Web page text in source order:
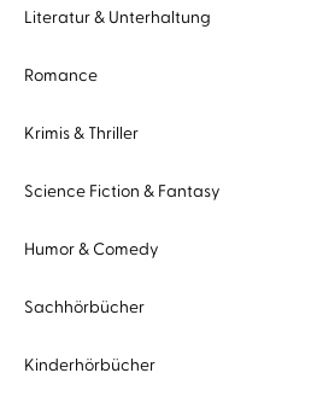
Literatur & Unterhaltung
Romance
Krimis & Thriller
Science Fiction & Fantasy
Humor & Comedy
Sachhörbücher
Kinderhörbücher